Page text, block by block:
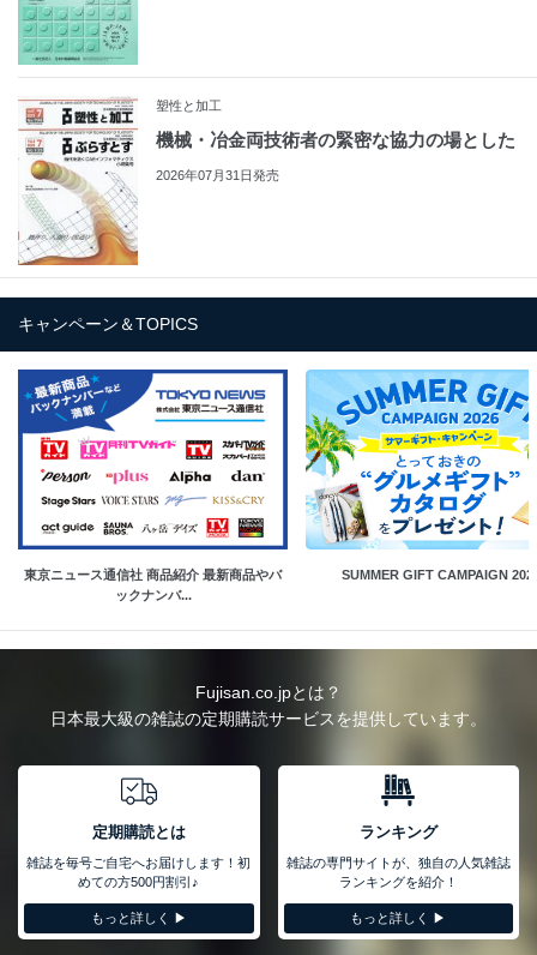
塑性と加工
機械・冶金両技術者の緊密な協力の場とした
2026年07月31日発売
キャンペーン＆TOPICS
東京ニュース通信社 商品紹介 最新商品やバ
ックナンバ...
SUMMER GIFT CAMPAIGN
Fujisan.co.jpとは？
日本最大級の雑誌の定期購読サービスを提供しています。
定期購読とは
雑誌を毎号ご自宅へお届けします！初
めての方500円割引♪
もっと詳しく ▶︎
ランキング
雑誌の専門サイトが、独自の人気雑誌
ランキングを紹介！
もっと詳しく ▶︎